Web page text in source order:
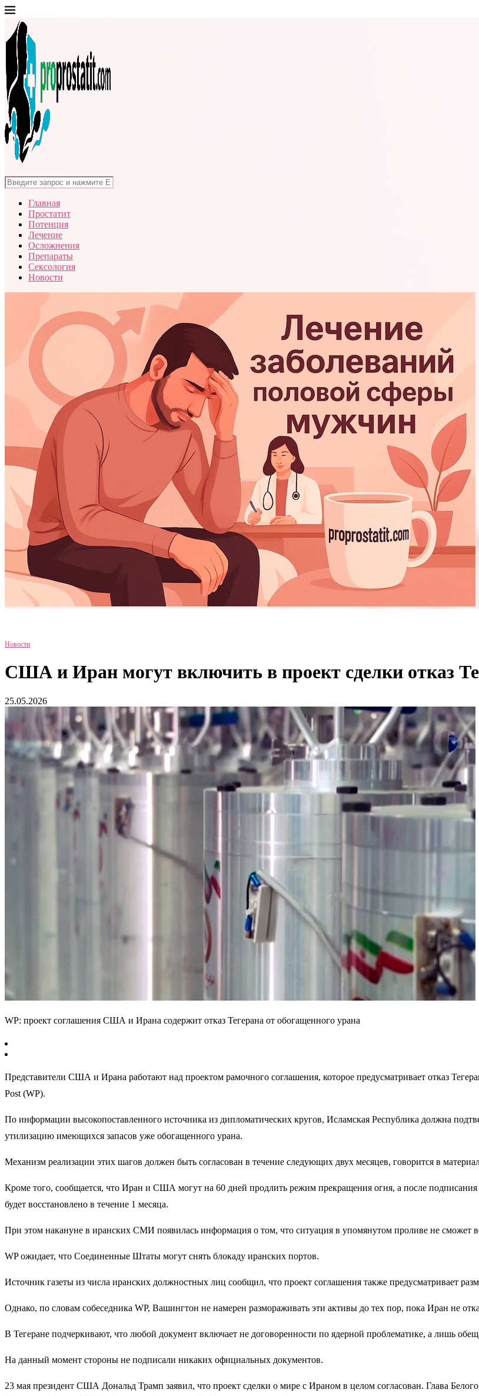
Главная
Простатит
Потенция
Лечение
Осложнения
Препараты
Сексология
Новости
Новости
США и Иран могут включить в проект сделки отказ
25.05.2026
WP: проект соглашения США и Ирана содержит отказ Тегерана от обогащенного урана
Представители США и Ирана работают над проектом рамочного соглашения, которое предусматривает отказ
Post (WP).
По информации высокопоставленного источника из дипломатических кругов, Исламская Республика должна
утилизацию имеющихся запасов уже обогащенного урана.
Механизм реализации этих шагов должен быть согласован в течение следующих двух месяцев, говорится в
Кроме того, сообщается, что Иран и США могут на 60 дней продлить режим прекращения огня, а после
будет восстановлено в течение 1 месяца.
При этом накануне в иранских СМИ появилась информация о том, что ситуация в упомянутом проливе не сможет
WP ожидает, что Соединенные Штаты могут снять блокаду иранских портов.
Источник газеты из числа иранских должностных лиц сообщил, что проект соглашения также предусматривает
Однако, по словам собеседника WP, Вашингтон не намерен размораживать эти активы до тех пор, пока Иран не
В Тегеране подчеркивают, что любой документ включает не договоренности по ядерной проблематике, а лишь
На данный момент стороны не подписали никаких официальных документов.
23 мая президент США Дональд Трамп заявил, что проект сделки о мире с Ираном в целом согласован. Глава